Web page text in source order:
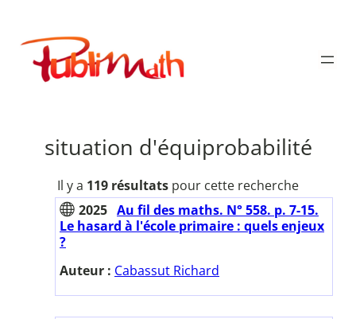
contenu
Publimath
situation d'équiprobabilité
Il y a 119 résultats pour cette recherche
2025 Au fil des maths. N° 558. p. 7-15.
Le hasard à l'école primaire : quels enjeux
?
Auteur : Cabassut Richard